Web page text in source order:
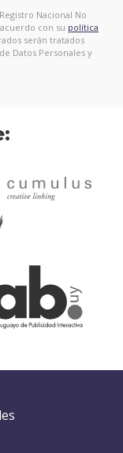
Nacional No
con su política
serán tratados
Datos Personales y